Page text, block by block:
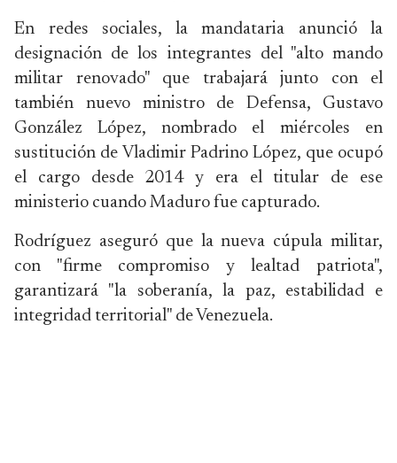
En redes sociales, la mandataria anunció la
designación de los integrantes del "alto mando
militar renovado" que trabajará junto con el
también nuevo ministro de Defensa, Gustavo
González López, nombrado el miércoles en
sustitución de Vladimir Padrino López, que ocupó
el cargo desde 2014 y era el titular de ese
ministerio cuando Maduro fue capturado.
Rodríguez aseguró que la nueva cúpula militar,
con "firme compromiso y lealtad patriota",
garantizará "la soberanía, la paz, estabilidad e
integridad territorial" de Venezuela.